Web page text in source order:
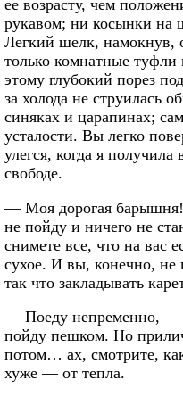
ее возрасту, чем
рукавом; ни косынки на
Легкий шелк, намокнув,
только комнатные туфли
этому глубокий порез
за холода не струилась
синяках и царапинах;
усталости. Вы легко
улегся, когда я получила
свободе.
— Моя дорогая
не пойду и ничего не
снимете все, что на вас
сухое. И вы, конечно, не
так что закладывать
— Поеду непременно, —
пойду пешком. Но
потом… ах, смотрите,
хуже — от тепла.